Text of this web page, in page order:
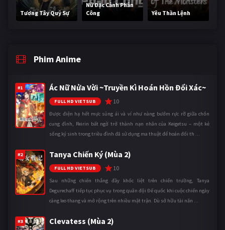
Tương Tây Quỷ Sự
Nữ Đặc Cảnh Phản
Công
Yêu Thần Lệnh
Phim Anime
#1 Ác Nữ Nửa Vời ~Truyền Kì Hoán Hồn Đổi Xác~
FULL HD VIETSUB 10
Được điện hạ hết mực sủng ái và ví như nàng bướm rực rỡ giữa chốn
cung đình, Reirin bất ngờ trở thành nạn nhân của Keigetsu – một kẻ
sống ký sinh trong triều đình đã sử dụng ma thuật để hoán đổi th ...
#2 Tanya Chiến Ký (Mùa 2)
FULL HD VIETSUB 10
Sau những chiến thắng đầy khốc liệt trên chiến trường, Tanya
Degurechaff tiếp tục phục vụ trong quân đội Đế quốc khi cuộc chiến ngày
càng leo thang và mở rộng trên nhiều mặt trận. Dù sở hữu tài năn ...
#3 Clevatess (Mùa 2)